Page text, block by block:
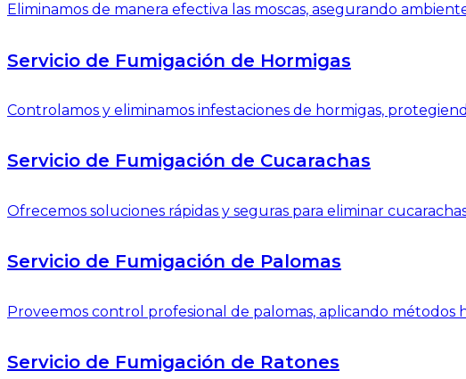
Eliminamos de manera efectiva las moscas, asegurando
Servicio de Fumigación de Hormigas
Controlamos y eliminamos infestaciones de hormigas,
Servicio de Fumigación de Cucarachas
Ofrecemos soluciones rápidas y seguras para eliminar
Servicio de Fumigación de Palomas
Proveemos control profesional de palomas, aplicando métodos
Servicio de Fumigación de Ratones